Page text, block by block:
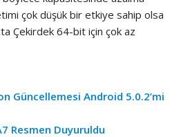
çok düşük bir etkiye sahip olsa
Çekirdek 64-bit için çok az
Güncellemesi Android 5.0.2’mi
Resmen Duyuruldu